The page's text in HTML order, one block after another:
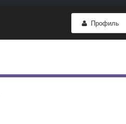
Профиль